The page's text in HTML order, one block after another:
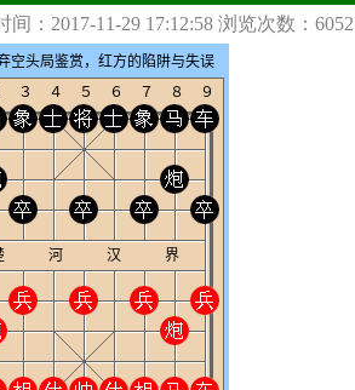
间：2017-11-29 17:12:58 浏览次数：6052